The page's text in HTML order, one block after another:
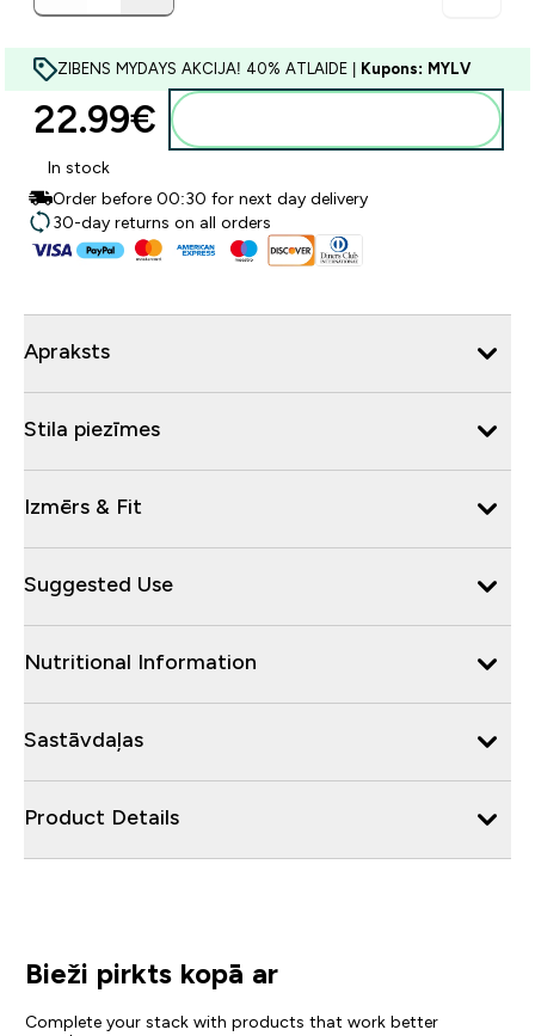
ZIBENS MYDAYS AKCIJA! 40% ATLAIDE | Kupons: MYLV
22.99€‎
In stock
Order before 00:30 for next day delivery
30-day returns on all orders
Apraksts
Stila piezīmes
Izmērs & Fit
Suggested Use
Nutritional Information
Sastāvdaļas
Product Details
Bieži pirkts kopā ar
Complete your stack with products that work better